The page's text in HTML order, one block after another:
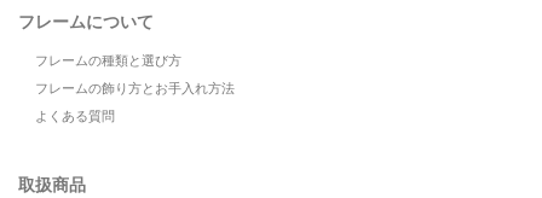
フレームについて
フレームの種類と選び方
フレームの飾り方とお手入れ方法
よくある質問
取扱商品